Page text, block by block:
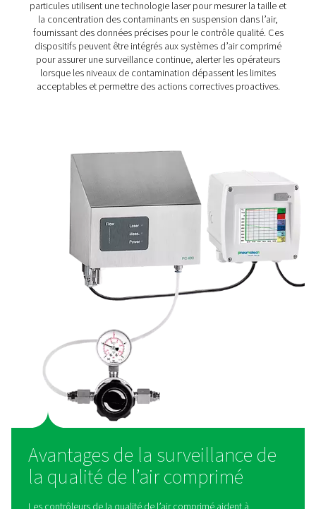
Compteur de particules contrôle S1/S2/
La gamme de contrôle des particules offre une mesure
ISO 8573-1 classe 1. Disponible en versions fixe (S1/
(M1/M2), il offre une surveillance fiable à la fois pour
de routine et le contrôle continu de la qualité de
Comment fonctionne la
surveillance de la qualité
Les systèmes de surveillance de la qualité de l’air
utilisent des capteurs spécialisés pour détecter et
contaminants tels que les vapeurs d’huile, les
et l’humidité dans l’air d'alimentation. Les contrôleurs
d’huile utilisent des méthodes de détection
mesurer les niveaux d’hydrocarbures, garantissant la